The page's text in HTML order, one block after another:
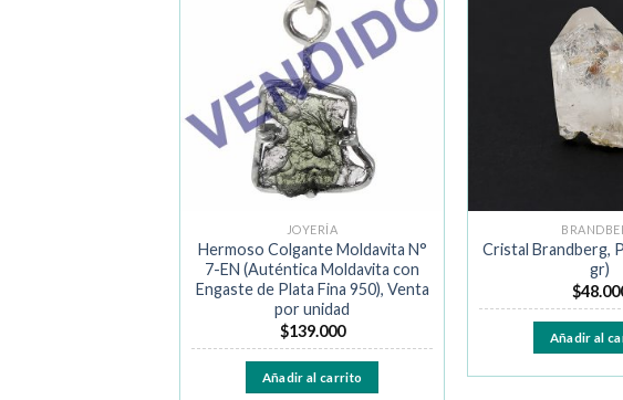
Añadir
a la
lista de
deseos
JOYERÍA
Hermoso Colgante Moldavita N°
7-EN (Auténtica Moldavita con
Engaste de Plata Fina 950), Venta
por unidad
$139.000
Añadir al carrito
Cristal Brandberg,
gr)
$
Añadir al